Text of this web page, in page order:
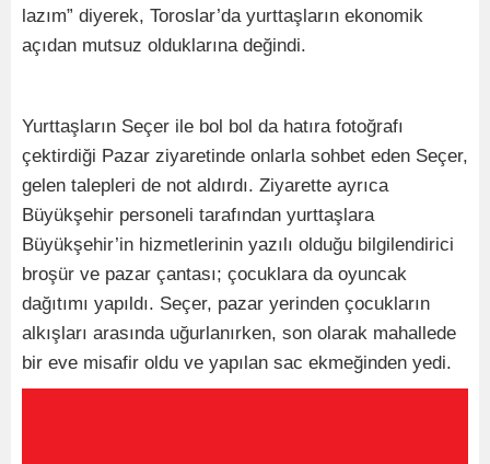
lazım” diyerek, Toroslar’da yurttaşların ekonomik
açıdan mutsuz olduklarına değindi.
Yurttaşların Seçer ile bol bol da hatıra fotoğrafı
çektirdiği Pazar ziyaretinde onlarla sohbet eden Seçer,
gelen talepleri de not aldırdı. Ziyarette ayrıca
Büyükşehir personeli tarafından yurttaşlara
Büyükşehir’in hizmetlerinin yazılı olduğu bilgilendirici
broşür ve pazar çantası; çocuklara da oyuncak
dağıtımı yapıldı. Seçer, pazar yerinden çocukların
alkışları arasında uğurlanırken, son olarak mahallede
bir eve misafir oldu ve yapılan sac ekmeğinden yedi.